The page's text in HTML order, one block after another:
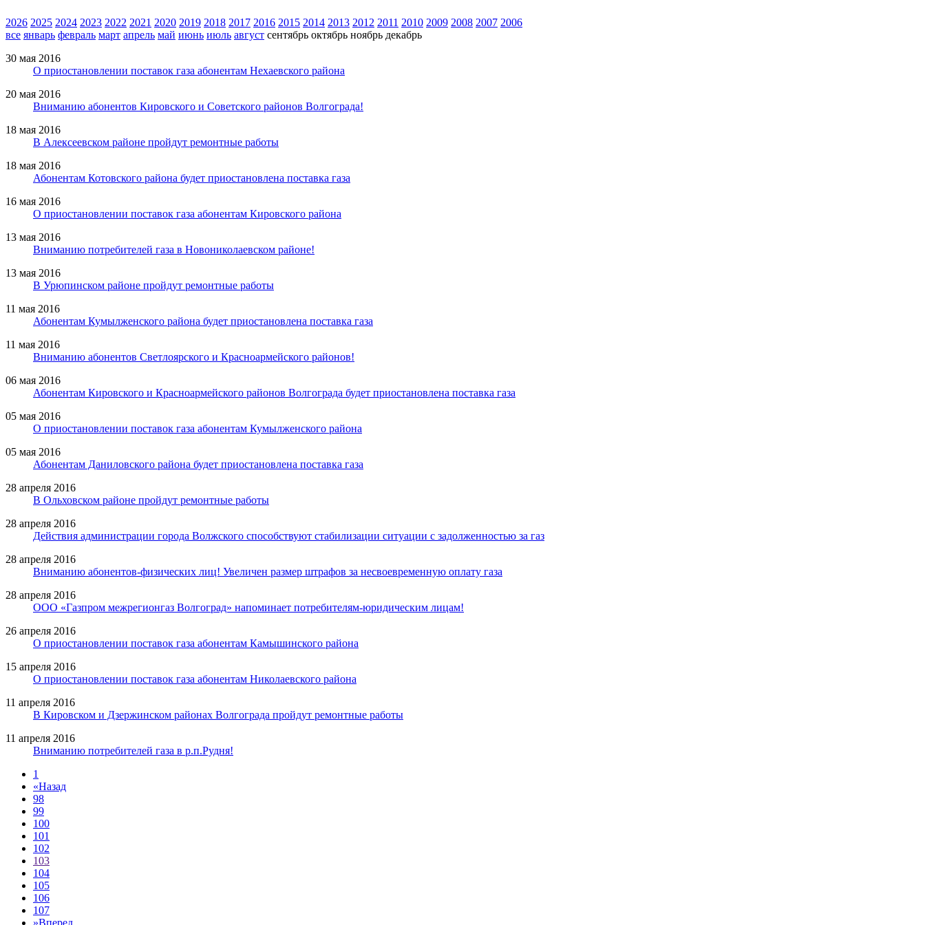
2026 2025 2024 2023 2022 2021 2020 2019 2018 2017 2016 2015 2014 2013 2012 2011 2010 2009 2008 2007 2006
все январь февраль март апрель май июнь июль август сентябрь октябрь ноябрь декабрь
30 мая 2016
О приостановлении поставок газа абонентам Нехаевского района
20 мая 2016
Вниманию абонентов Кировского и Советского районов Волгограда!
18 мая 2016
В Алексеевском районе пройдут ремонтные работы
18 мая 2016
Абонентам Котовского района будет приостановлена поставка газа
16 мая 2016
О приостановлении поставок газа абонентам Кировского района
13 мая 2016
Вниманию потребителей газа в Новониколаевском районе!
13 мая 2016
В Урюпинском районе пройдут ремонтные работы
11 мая 2016
Абонентам Кумылженского района будет приостановлена поставка газа
11 мая 2016
Вниманию абонентов Светлоярского и Красноармейского районов!
06 мая 2016
Абонентам Кировского и Красноармейского районов Волгограда будет приостановлена поставка газа
05 мая 2016
О приостановлении поставок газа абонентам Кумылженского района
05 мая 2016
Абонентам Даниловского района будет приостановлена поставка газа
28 апреля 2016
В Ольховском районе пройдут ремонтные работы
28 апреля 2016
Действия администрации города Волжского способствуют стабилизации ситуации с задолженностью за газ
28 апреля 2016
Вниманию абонентов-физических лиц! Увеличен размер штрафов за несвоевременную оплату газа
28 апреля 2016
ООО «Газпром межрегионгаз Волгоград» напоминает потребителям-юридическим лицам!
26 апреля 2016
О приостановлении поставок газа абонентам Камышинского района
15 апреля 2016
О приостановлении поставок газа абонентам Николаевского района
11 апреля 2016
В Кировском и Дзержинском районах Волгограда пройдут ремонтные работы
11 апреля 2016
Вниманию потребителей газа в р.п.Рудня!
1
«Назад
98
99
100
101
102
103
104
105
106
107
»Вперед